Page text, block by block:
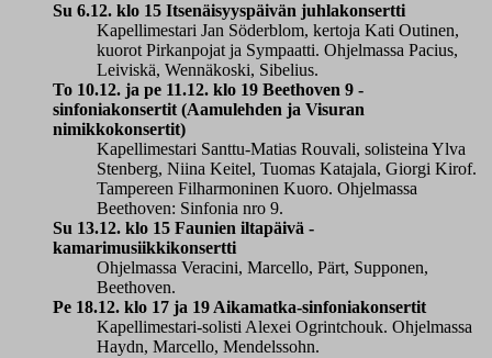
Su 6.12. klo 15 Itsenäisyyspäivän juhlakonsertti
Kapellimestari Jan Söderblom, kertoja Kati Outinen,
kuorot Pirkanpojat ja Sympaatti. Ohjelmassa Pacius,
Leiviskä, Wennäkoski, Sibelius.
To 10.12. ja pe 11.12. klo 19 Beethoven 9 -
sinfoniakonsertit(Aamulehden ja Visuran
nimikkokonsertit)
Kapellimestari Santtu-Matias Rouvali, solisteina Ylva
Stenberg, Niina Keitel, Tuomas Katajala, Giorgi Kirof.
Tampereen Filharmoninen Kuoro. Ohjelmassa
Beethoven: Sinfonia nro 9.
Su 13.12. klo 15 Faunien iltapäivä -
kamarimusiikkikonsertti
Ohjelmassa Veracini, Marcello, Pärt, Supponen,
Beethoven.
Pe 18.12. klo 17 ja 19 Aikamatka-sinfoniakonsertit
Kapellimestari-solisti Alexei Ogrintchouk. Ohjelmassa
Haydn, Marcello, Mendelssohn.